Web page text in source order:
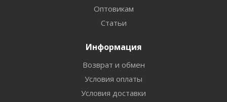
Оптовикам
Статьи
Информация
Возврат и обмен
Условия оплаты
Условия доставки